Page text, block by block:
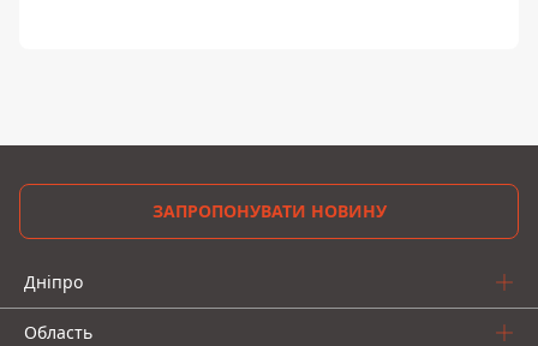
ЗАПРОПОНУВАТИ НОВИНУ
Дніпро
Область